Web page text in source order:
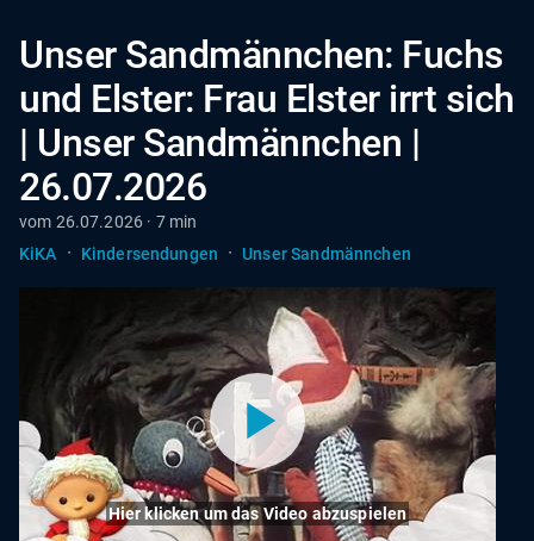
Unser Sandmännchen: Fuchs
und Elster: Frau Elster irrt sich
| Unser Sandmännchen |
26.07.2026
vom 26.07.2026 · 7 min
KiKA
· Kindersendungen · Unser Sandmännchen
Hier klicken um das Video abzuspielen